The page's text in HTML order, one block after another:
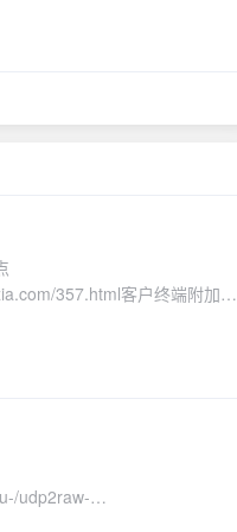
357.html客户终端附加参
避免发生兼容性问题。
rpm -i n2n-
】yum install autoconf
autoconf make gcc -y开始编
xzvf 3.0.tar.gz cd n2n-3.0
udp2raw-